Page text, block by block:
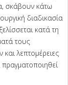
σκάβουν κάτω
διαδικασία
κατά τη
τους
λεπτομέρειες